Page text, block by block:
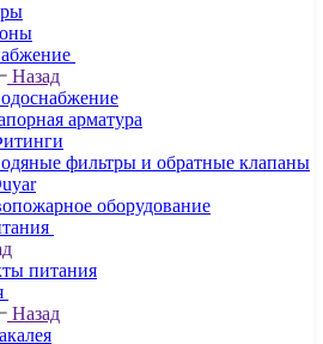
Назад
арматура
фильтры и обратные клапаны
оборудование
питания
Назад